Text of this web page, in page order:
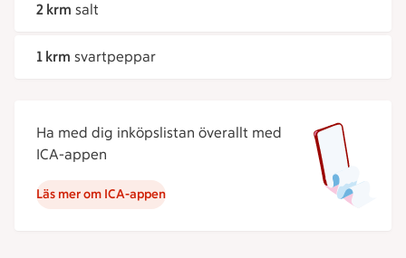
2 krm salt
1 krm svartpeppar
Ha med dig inköpslistan överallt med
ICA-appen
Läs mer om ICA-appen